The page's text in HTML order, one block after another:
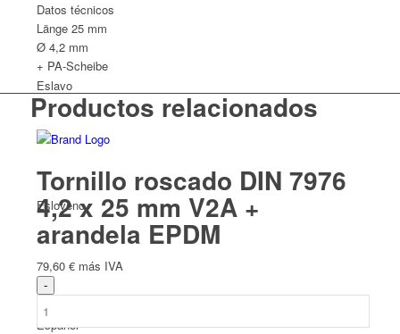
Eslavo
Esloveno
Español
arandela
PA
cantidad
Datos técnicos
Länge 25 mm
Ø 4,2 mm
+ PA-Scheibe
Productos relacionados
Tornillo roscado DIN 7976
4,2 x 25 mm V2A +
arandela EPDM
79,60 € más IVA